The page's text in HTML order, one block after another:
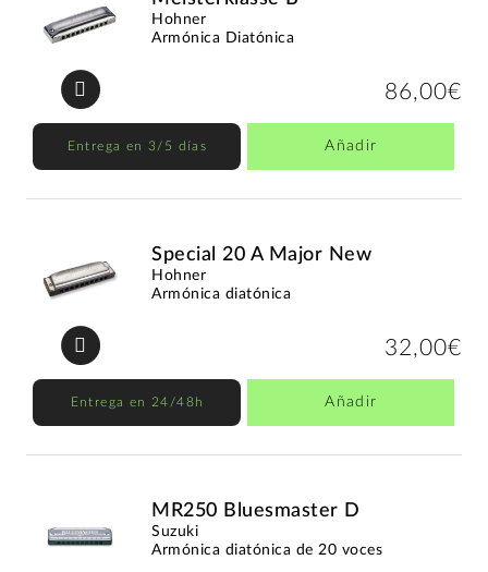
Hohner
Armónica Diatónica
86,00€
Entrega en 3/5 días Añadir
Special 20 A Major New
Hohner
Armónica diatónica
32,00€
Entrega en 24/48h Añadir
MR250 Bluesmaster D
Suzuki
Armónica diatónica de 20 voces